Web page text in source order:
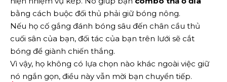
bằng cách buộc đối thủ phải giữ bóng nông.
Nếu họ cố gắng đánh bóng sâu đến chân cầu thủ
cuối sân của bạn, đối tác của bạn trên lưới sẽ cắt
bóng để giành chiến thắng.
Vì vậy, họ không có lựa chọn nào khác ngoài việc giữ
nó ngắn gọn, điều này vẫn mời bạn chuyển tiếp.